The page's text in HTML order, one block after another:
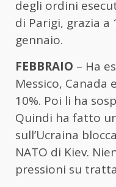
degli ordini
di Parigi, grazia a
gennaio.
FEBBRAIO – Ha
Messico, Canada
10%. Poi li ha
Quindi ha fatto
sull’Ucraina
NATO di Kiev.
pressioni su